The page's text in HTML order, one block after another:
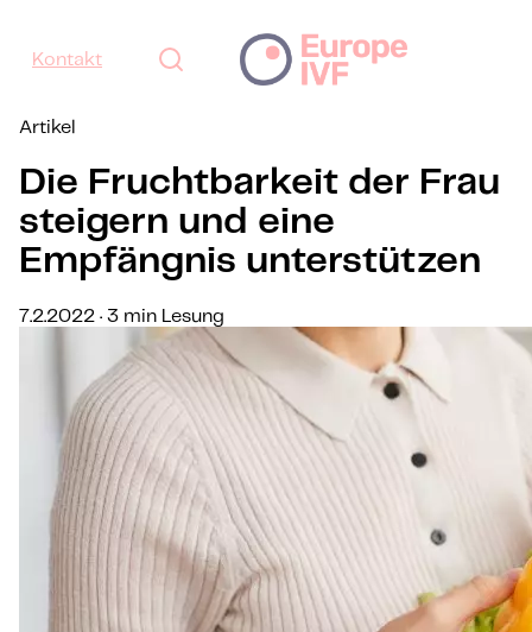
Kontakt
Artikel
Die Fruchtbarkeit der Frau
steigern und eine
Empfängnis unterstützen
7.2.2022 · 3 min Lesung